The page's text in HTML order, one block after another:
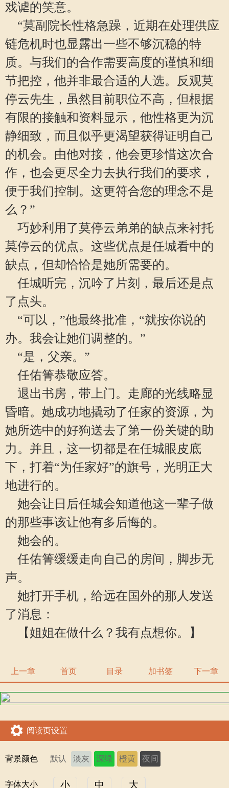
戏谑的笑意。
“莫副院长性格急躁，近期在处理供应
链危机时也显露出一些不够沉稳的特
质。与我们的合作需要高度的谨慎和细
节把控，他并非最合适的人选。反观莫
停云先生，虽然目前职位不高，但根据
有限的接触和资料显示，他性格更为沉
静细致，而且似乎更渴望获得证明自己
的机会。由他对接，他会更珍惜这次合
作，也会更尽全力去执行我们的要求，
便于我们控制。这更符合您的理念不是
么？”
巧妙利用了莫停云弟弟的缺点来衬托
莫停云的优点。这些优点是任城看中的
缺点，但却恰恰是她所需要的。
任城听完，沉吟了片刻，最后还是点
了点头。
“可以，”他最终批准，“就按你说的
办。我会让她们调整的。”
“是，父亲。”
任佑箐恭敬应答。
退出书房，带上门。走廊的光线略显
昏暗。她成功地撬动了任家的资源，为
她所选中的好狗送去了第一份关键的助
力。并且，这一切都是在任城眼皮底
下，打着“为任家好”的旗号，光明正大
地进行的。
她会让日后任城会知道他这一辈子做
的那些事该让他有多后悔的。
她会的。
任佑箐缓缓走向自己的房间，脚步无
声。
她打开手机，给远在国外的那人发送
了消息：
【姐姐在做什么？我有点想你。】
上一章 首页 目录 加书签 下一章
阅读页设置
背景颜色 默认 淡灰 深绿 橙黄 夜间
字体大小 小 中 大